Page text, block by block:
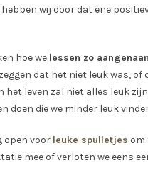
wij door dat ene
hoe we lessen zo
dat het niet leuk was,
leven zal niet alles leuk
doen die we minder leuk
open voor leuke spulletjes om
mee of verloten we eens